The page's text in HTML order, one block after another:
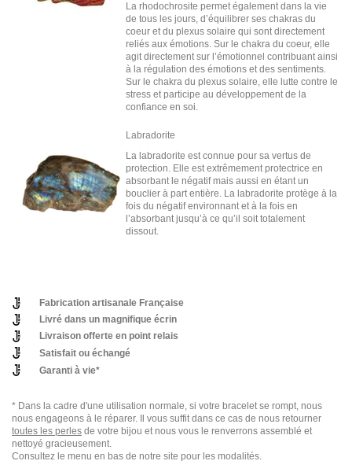
La rhodochrosite permet également dans la vie
de tous les jours, d’équilibrer ses chakras du
coeur et du plexus solaire qui sont directement
reliés aux émotions. Sur le chakra du coeur, elle
agit directement sur l’émotionnel contribuant ainsi
à la régulation des émotions et des sentiments.
Sur le chakra du plexus solaire, elle lutte contre le
stress et participe au développement de la
confiance en soi.
Labradorite
La labradorite est connue pour sa vertus de
protection. Elle est extrêmement protectrice en
absorbant le négatif mais aussi en étant un
bouclier à part entière. La labradorite protège à la
fois du négatif environnant et à la fois en
l’absorbant jusqu’à ce qu’il soit totalement
dissout.
Fabrication artisanale Française
Livré dans un magnifique écrin
Livraison offerte en point relais
Satisfait ou échangé
Garanti à vie*
* Dans la cadre d'une utilisation normale, si votre bracelet se rompt, nous
nous engageons à le réparer. Il vous suffit dans ce cas de nous retourner
toutes les perles de votre bijou et nous vous le renverrons assemblé et
nettoyé gracieusement.
Consultez le menu en bas de notre site pour les modalités.